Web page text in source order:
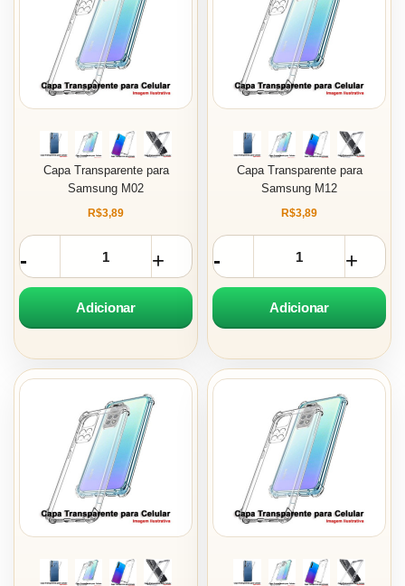
Capa Transparente para
Samsung M02
R$3,89
Adicionar
Capa Transparente para
Samsung M12
R$3,89
Adicionar